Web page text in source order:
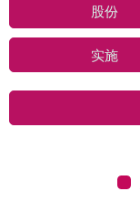
股份
实施